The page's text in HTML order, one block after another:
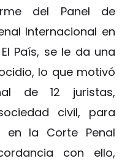
del Panel de
Internacional en
País, se le da una
lo que motivó
de 12 juristas,
civil, para
en la Corte Penal
con ello,